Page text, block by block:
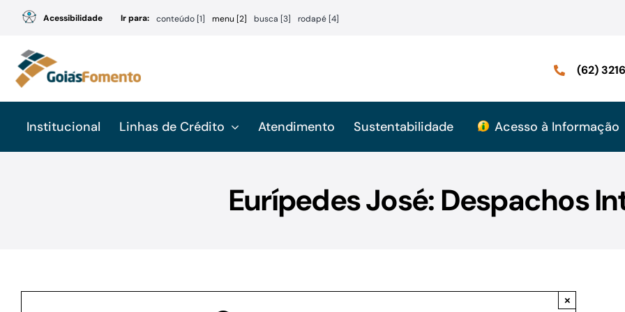
conteúdo
Acessibilidade Ir para: conteúdo [1] menu [2] busca [3] rodapé [4]
(62)
Institucional Linhas de Crédito Atendimento Sustentabilidade Acesso à Informação
Eurípedes José: Despachos
×